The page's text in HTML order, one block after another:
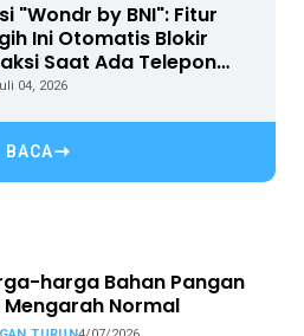
"Wondr by BNI": Fitur
Ini Otomatis Blokir
Saat Ada Telepon
04, 2026
BACA
harga Bahan Pangan
Normal